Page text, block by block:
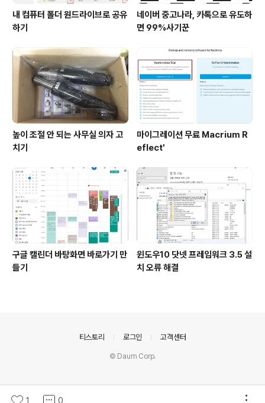
내 컴퓨터 폴더 원드라이브로 공유
하기
네이버 중고나라, 카톡으로 유도하
면 99%사기꾼
높이 조절 안 되는 사무실 의자 고
치기
마이그레이션 무료 Macrium R
eflect'
구글 캘린더 바탕화면 바로가기 만
들기
윈도우10 닷넷 프레임워크 3.5 설
치 오류 해결
1 0
티스토리 로그인 고객센터
© Daum Corp.